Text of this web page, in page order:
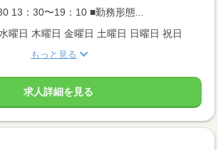
13：30〜19：10 ■勤務形態...
曜日 木曜日 金曜日 土曜日 日曜日 祝日
もっと見る
求人詳細を見る